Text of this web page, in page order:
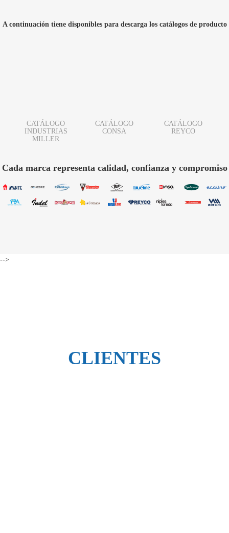
A continuación tiene disponibles para descarga los catálogos de producto
CATÁLOGO
INDUSTRIAS
MILLER
CATÁLOGO
CONSA
CATÁLOGO
REYCO
Cada marca representa calidad, confianza y compromiso
-->
CLIENTES